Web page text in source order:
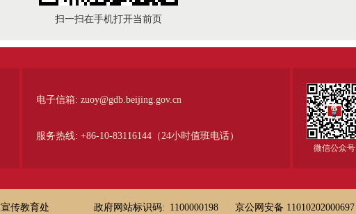
扫一扫在手机打开当前页
电子信箱: zuoy@gdb.beijing.gov.cn
服务热线: +86-10-83116144（24小时值班电话）
微信公众号
宣传教育处 政府网站标识码: 1100000198 京公网安备 11010202000697